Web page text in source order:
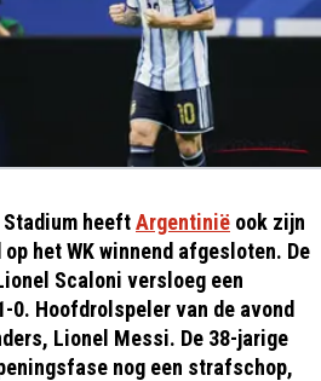
heeftArgentinië ook zijn
het WK winnend afgesloten. De
Scaloni versloeg een
0. Hoofdrolspeler van de avond
Lionel Messi. De 38-jarige
nog een strafschop,